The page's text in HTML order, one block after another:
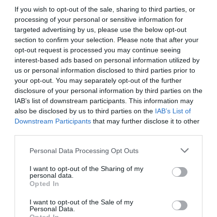
If you wish to opt-out of the sale, sharing to third parties, or
processing of your personal or sensitive information for
targeted advertising by us, please use the below opt-out
section to confirm your selection. Please note that after your
opt-out request is processed you may continue seeing
interest-based ads based on personal information utilized by
us or personal information disclosed to third parties prior to
your opt-out. You may separately opt-out of the further
disclosure of your personal information by third parties on the
IAB’s list of downstream participants. This information may
also be disclosed by us to third parties on the IAB’s List of
Downstream Participants that may further disclose it to other
Personal Data Processing Opt Outs
I want to opt-out of the Sharing of my
personal data.
Opted In
I want to opt-out of the Sale of my
Personal Data.
Pristatytas moksleiviams skirtas
kompiuteris
CERN pasistūmėta išgaunant
daugiau antivandenilio atomų
Svarbių postūmių pavyko pasiekti CERN branduolinių tyrimų
vykdomuose antimaterijos tyrimuose, skelbiama CERN pranešime
Vieno eksperimento metu panaudojus naują dalelių detektorių
mokslininkams pavyko sugauti ir gana ilgą laiką išsaugoti
modernaus mokslo paslapčių. Medžiaga ir jos priešingybė –
absoliučiai vienodos, išskyrus priešingą jų krūvį. Susidūrusios
antimedžiaga anihiliuoja.
Manoma, kad Didžiojo sprogimo metu susikūrusioje Visatoje
antimedžiagos buvo po lygiai. Regimasis mūsų pasaulis